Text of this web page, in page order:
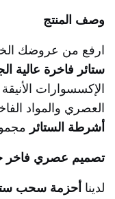
وصف المنتج
ارفع من عروضك
ستائر فاخرة عالية
الإكسسوارات الأنيقة
العصري والمواد
أشرطة الستائر
تصميم عصري فاخر
لدينا أحزمة سحب